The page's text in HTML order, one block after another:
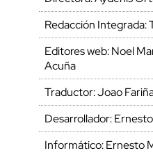
Redacción Integrada:
Editores web: Noel
Acuña
Traductor: Joao
Desarrollador:
Informático: Ernesto